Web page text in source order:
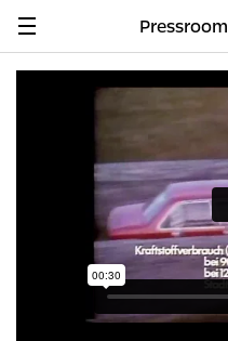
Navigation
Pressroom